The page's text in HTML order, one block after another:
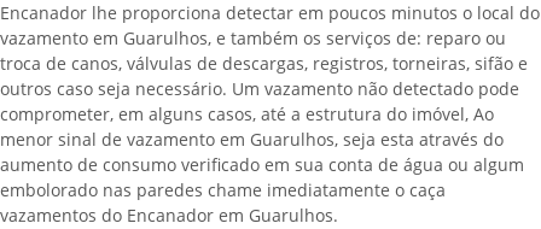
Encanador lhe proporciona detectar em poucos minutos o local do
vazamento em Guarulhos, e também os serviços de: reparo ou
troca de canos, válvulas de descargas, registros, torneiras, sifão e
outros caso seja necessário. Um vazamento não detectado pode
comprometer, em alguns casos, até a estrutura do imóvel, Ao
menor sinal de vazamento em Guarulhos, seja esta através do
aumento de consumo verificado em sua conta de água ou algum
embolorado nas paredes chame imediatamente o caça
vazamentos do Encanador em Guarulhos.